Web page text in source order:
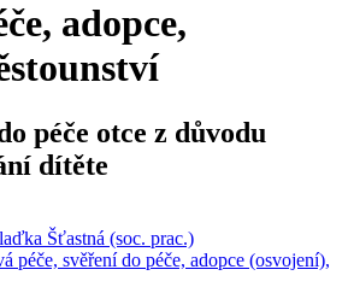
adopce,
péče otce z důvodu
dítěte
Šťastná (soc. prac.)
péče, svěření do péče, adopce (osvojení),